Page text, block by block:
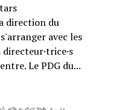
direction du
avec les
Le PDG du...